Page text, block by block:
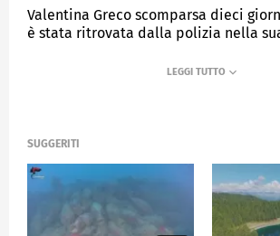
Valentina Greco scomparsa dieci
è stata ritrovata dalla polizia nella
SUGGERITI